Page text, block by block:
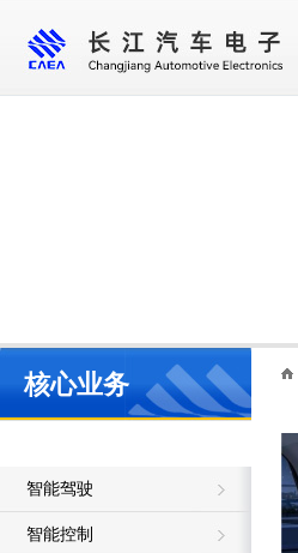
核心业务
智能驾驶
智能控制